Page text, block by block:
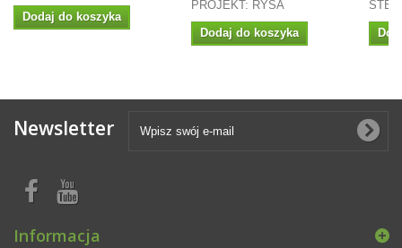
Dodaj do koszyka
PROJEKT: RYSA
Dodaj do koszyka
Newsletter
Informacja